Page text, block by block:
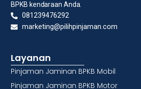
BPKB kendaraan Anda.
081239476292
marketing@pilihpinjaman.com
Layanan
Pinjaman Jaminan BPKB Mobil
Pinjaman Jaminan BPKB Motor